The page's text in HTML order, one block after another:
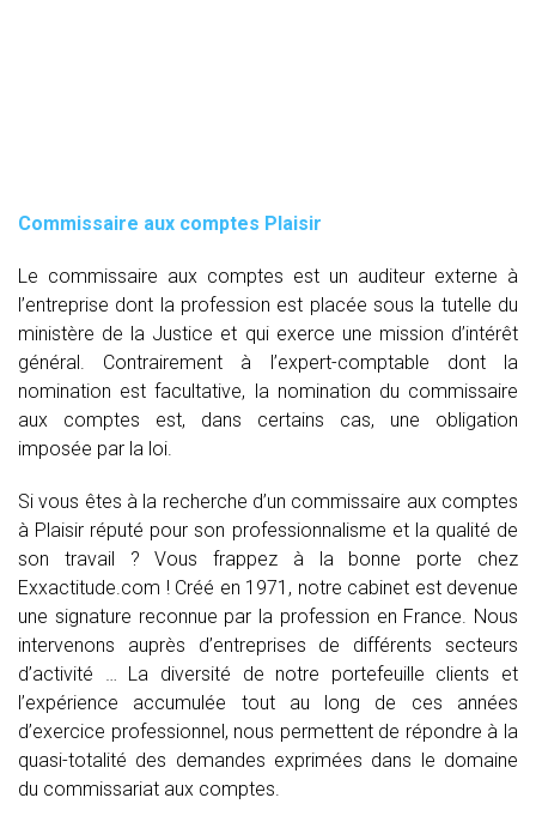
Commissaire aux comptes Plaisir
Le commissaire aux comptes est un auditeur externe à
l’entreprise dont la profession est placée sous la tutelle du
ministère de la Justice et qui exerce une mission d’intérêt
général. Contrairement à l’expert-comptable dont la
nomination est facultative, la nomination du commissaire
aux comptes est, dans certains cas, une obligation
imposée par la loi.
Si vous êtes à la recherche d’un commissaire aux comptes
à Plaisir réputé pour son professionnalisme et la qualité de
son travail ? Vous frappez à la bonne porte chez
Exxactitude.com ! Créé en 1971, notre cabinet est devenue
une signature reconnue par la profession en France. Nous
intervenons auprès d’entreprises de différents secteurs
d’activité … La diversité de notre portefeuille clients et
l’expérience accumulée tout au long de ces années
d’exercice professionnel, nous permettent de répondre à la
quasi-totalité des demandes exprimées dans le domaine
du commissariat aux comptes.